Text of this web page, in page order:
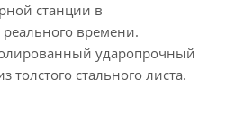
станции в
времени.
ударопрочный
толстого стального листа.